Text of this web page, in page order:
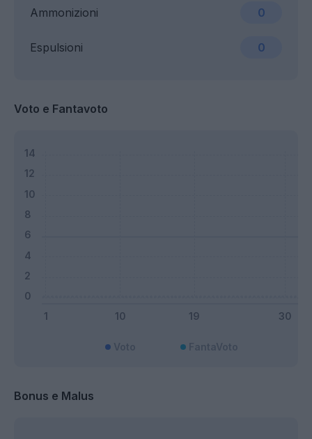
Ammonizioni 0
Espulsioni 0
Voto e Fantavoto
Bonus e Malus